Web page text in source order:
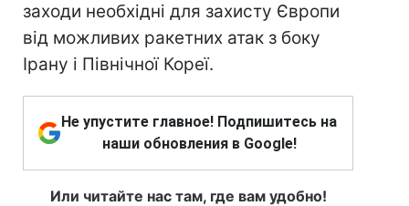
заходи необхідні для захисту Європи
від можливих ракетних атак з боку
Ірану і Північної Кореї.
Не упустите главное! Подпишитесь на
наши обновления в Google!
Или читайте нас там, где вам удобно!